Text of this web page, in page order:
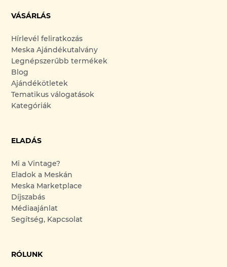
VÁSÁRLÁS
Hírlevél feliratkozás
Meska Ajándékutalvány
Legnépszerűbb termékek
Blog
Ajándékötletek
Tematikus válogatások
Kategóriák
ELADÁS
Mi a Vintage?
Eladok a Meskán
Meska Marketplace
Díjszabás
Médiaajánlat
Segítség, Kapcsolat
RÓLUNK